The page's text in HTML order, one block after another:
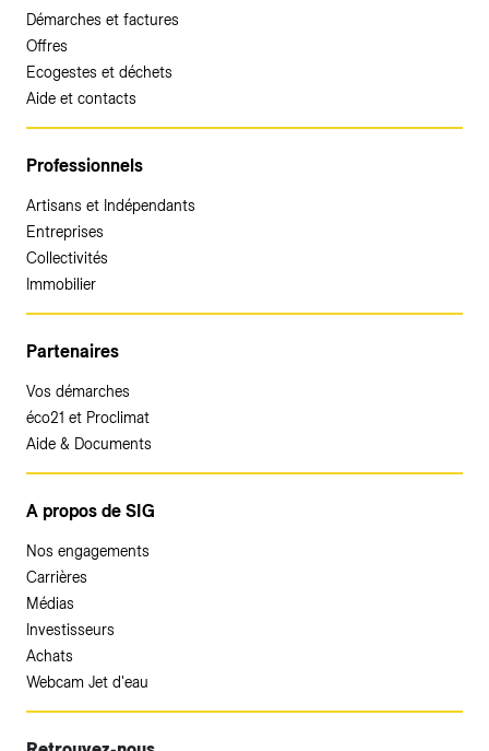
Démarches et factures
Offres
Ecogestes et déchets
Aide et contacts
Professionnels
Artisans et Indépendants
Entreprises
Collectivités
Immobilier
Partenaires
Vos démarches
éco21 et Proclimat
Aide & Documents
A propos de SIG
Nos engagements
Carrières
Médias
Investisseurs
Achats
Webcam Jet d'eau